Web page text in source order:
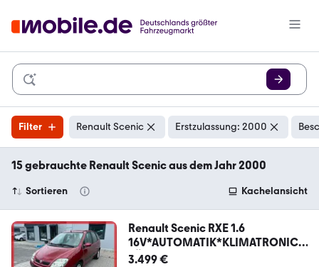
Filter Renault Scenic Erstzulassung: 2000
15 gebrauchte Renault Scenic aus dem Jahr 2000
Sortieren Kachelansicht
Renault Scenic RXE 1.6
16V*AUTOMATIK*KLIMATRONIC*
TÜV NEU
3.499 €